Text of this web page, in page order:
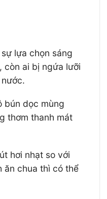
lựa chọn sáng
còn ai bị ngứa lưỡi
bún dọc mùng
thơm thanh mát
hơi nhạt so với
ăn chua thì có thể